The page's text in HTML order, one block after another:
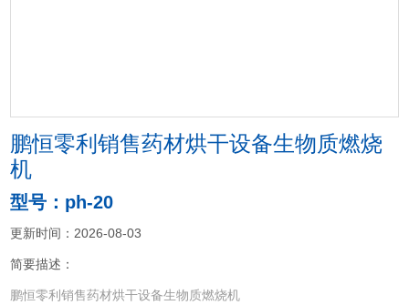
鹏恒零利销售药材烘干设备生物质燃烧
机
型号：ph-20
更新时间：2026-08-03
简要描述：
鹏恒零利销售药材烘干设备生物质燃烧机